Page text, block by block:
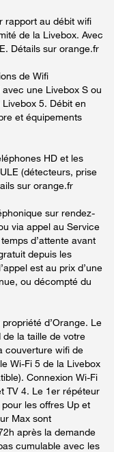
rapport au débit wifi
de la Livebox. Avec
Détails sur orange.fr
de Wifi
une Livebox S ou
5. Débit en
et équipements
HD et les
(détecteurs, prise
sur orange.fr
sur rendez-
via appel au Service
d’attente avant
depuis les
est au prix d’une
ou décompté du
d’Orange. Le
la taille de votre
couverture wifi de
Wi-Fi 5 de la Livebox
Connexion Wi-Fi
TV 4. Le 1er répéteur
les offres Up et
Max sont
après la demande
cumulable avec les